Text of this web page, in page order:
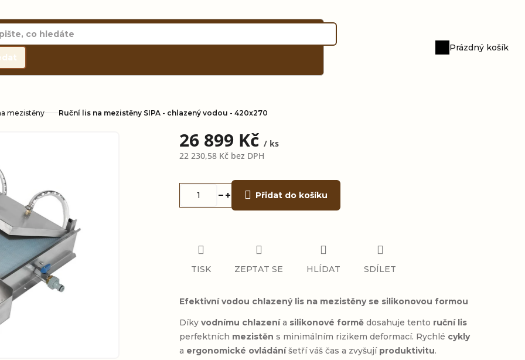
Nákupní
Prázdný košík
mezistěny Ruční lis na mezistěny SIPA - chlazený vodou - 420x270
26 899 Kč/ ks
22 230,58 Kč bez DPH
Přidat do košíku
Efektivní vodou chlazený lis na mezistěny se silikonovou formou
Díkyvodnímu chlazenía silikonové formě dosahuje tento ruční lis
perfektních mezistěn s minimálním rizikem deformací. Rychlé cykly
a ergonomické ovládáníšetří váš čas a zvyšují produktivitu.
TISK ZEPTAT SE HLÍDAT SDÍLET